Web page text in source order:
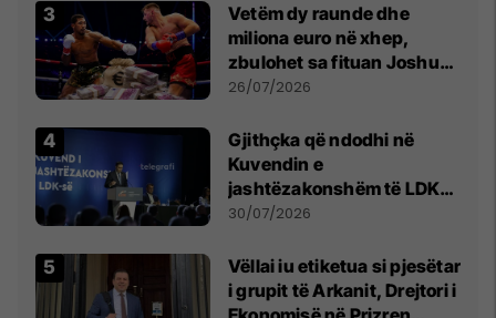
Vetëm dy raunde dhe
miliona euro në xhep,
zbulohet sa fituan Joshua
e Prenga
26/07/2026
Gjithçka që ndodhi në
Kuvendin e
jashtëzakonshëm të LDK-
së
30/07/2026
Vëllai iu etiketua si pjesëtar
i grupit të Arkanit, Drejtori i